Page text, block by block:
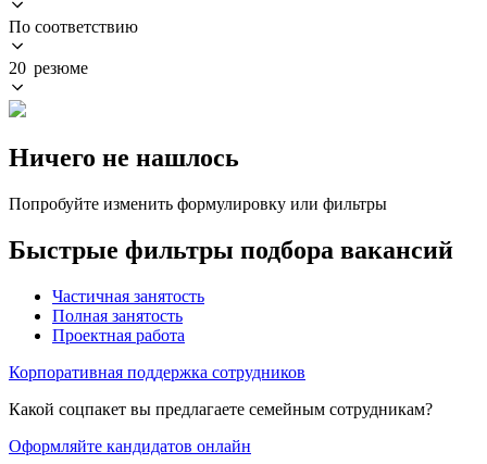
По соответствию
20 резюме
Ничего не нашлось
Попробуйте изменить формулировку или фильтры
Быстрые фильтры подбора вакансий
Частичная занятость
Полная занятость
Проектная работа
Корпоративная поддержка сотрудников
Какой соцпакет вы предлагаете семейным сотрудникам?
Оформляйте кандидатов онлайн